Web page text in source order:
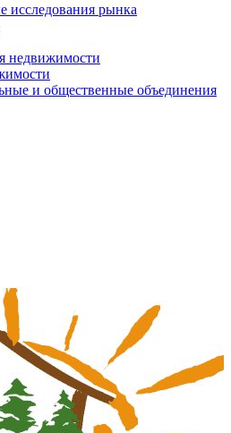
исследования рынка
недвижимости
и общественные объединения